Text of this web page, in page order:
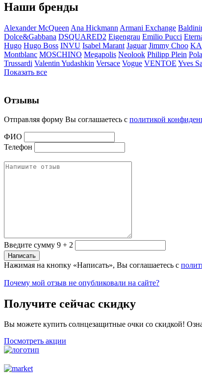
Наши бренды
Alexander McQueen Ana Hickmann Armani Exchange
Dolce&Gabbana DSQUARED2 Eigengrau Emilio Pucci
Hugo Hugo Boss INVU Isabel Marant Jaguar Jimmy Choo
Montblanc MOSCHINO Megapolis Neolook Philipp Plein
Trussardi Valentin Yudashkin Versace Vogue VENTOE Yves
Показать все
Отзывы
Отправляя форму Вы соглашаетесь с политикой
ФИО
Телефон
Введите сумму 9 + 2
Нажимая на кнопку «Написать», Вы соглашаетесь с
Почему мой отзыв не опубликовали на сайте?
Получите сейчас скидку
Вы можете купить солнцезащитные очки со скидкой!
Посмотреть акции